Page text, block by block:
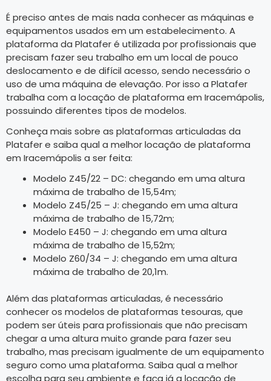
É preciso antes de mais nada conhecer as máquinas e
equipamentos usados em um estabelecimento. A
plataforma da Platafer é utilizada por profissionais que
precisam fazer seu trabalho em um local de pouco
deslocamento e de difícil acesso, sendo necessário o
uso de uma máquina de elevação. Por isso a Platafer
trabalha com a locação de plataforma em Iracemápolis,
possuindo diferentes tipos de modelos.
Conheça mais sobre as plataformas articuladas da
Platafer e saiba qual a melhor locação de plataforma
em Iracemápolis a ser feita:
Modelo Z45/22 – DC: chegando em uma altura
máxima de trabalho de 15,54m;
Modelo Z45/25 – J: chegando em uma altura
máxima de trabalho de 15,72m;
Modelo E450 – J: chegando em uma altura
máxima de trabalho de 15,52m;
Modelo Z60/34 – J: chegando em uma altura
máxima de trabalho de 20,1m.
Além das plataformas articuladas, é necessário
conhecer os modelos de plataformas tesouras, que
podem ser úteis para profissionais que não precisam
chegar a uma altura muito grande para fazer seu
trabalho, mas precisam igualmente de um equipamento
seguro como uma plataforma. Saiba qual a melhor